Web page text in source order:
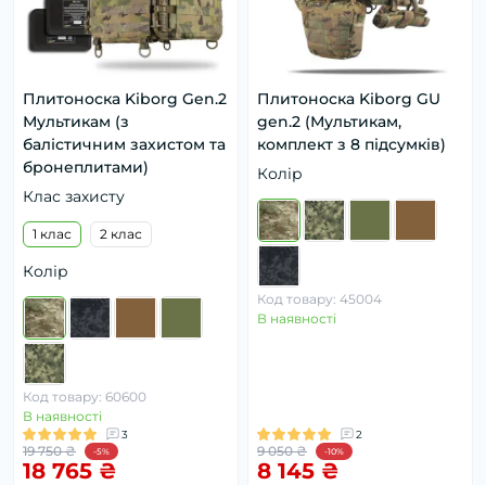
Плитоноска Kiborg Gen.2
Мультикам (з
балістичним захистом та
бронеплитами)
Клас захисту
1 клас 2 клас
Колір
Код товару: 60600
В наявності
3
19 750 ₴ -5%
18 765 ₴
Плитоноска Kiborg GU
gen.2 (Мультикам,
комплект з 8 підсумків)
Колір
Код товару: 45004
В наявності
2
9 050 ₴ -10%
8 145 ₴